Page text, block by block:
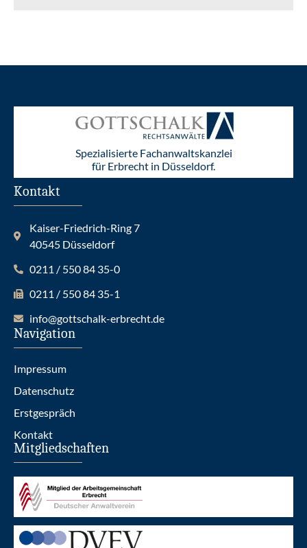
Spezialisierte Fachanwaltskanzlei
für Erbrecht in Düsseldorf.
Kontakt
Kaiser-Friedrich-Ring 7
40545 Düsseldorf
0211 / 550 84 35-0
0211 / 550 84 35-1
info@gottschalk-erbrecht.de
Navigation
Impressum
Datenschutz
Erstgespräch
Kontakt
Mitgliedschaften